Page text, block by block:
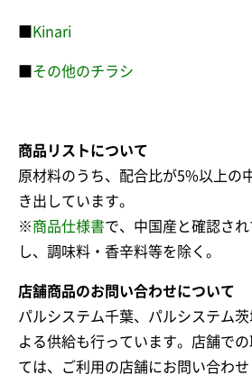
Kinari
その他のチラシ
商品リストについて
原材料のうち、配合比が5%以上の
き出しています。
※商品仕様書で、中国産と確認さ
し、調味料・香辛料等を除く。
店舗商品のお問い合わせについて
パルシステム千葉、パルシステム
よる供給も行っています。店舗で
ては、ご利用の店舗にお問い合わせ